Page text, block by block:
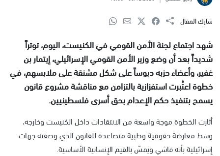
شارك المقال
شهد اجتماع لجنة الأمن القومي في الكنيست، اليوم، توتراً
شديداً بعد أن وضع وزير الأمن القومي الإسرائيلي، إيتمار بن
غفير، وأعضاء حزبه دبوساً على شكل مشنقة على ملابسهم، في
خطوة اعتُبرت استفزازية بالتزامن مع مناقشة مشروع قانون
يسمح بتنفيذ حكم الإعدام بحق أسرى فلسطينيين.
أثارت الخطوة موجة واسعة من الانتقادات داخل الكنيست وخارجه،
وسط معارضة حقوقية وطبية متصاعدة للقانون الذي وصفته جهات
إسرائيلية بأنه فاشي ويمسّ بالقيم الإنسانية الأساسية.